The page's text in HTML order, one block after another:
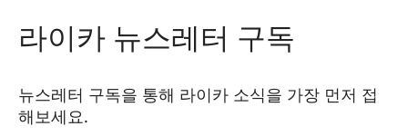
라이카 뉴스레터 구독
뉴스레터 구독을 통해 라이카 소식을 가장 먼저 접
해보세요.